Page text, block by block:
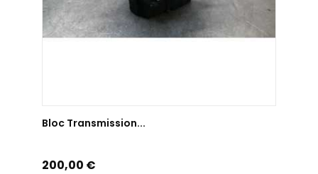
Bloc Transmission...
Prix
200,00 €